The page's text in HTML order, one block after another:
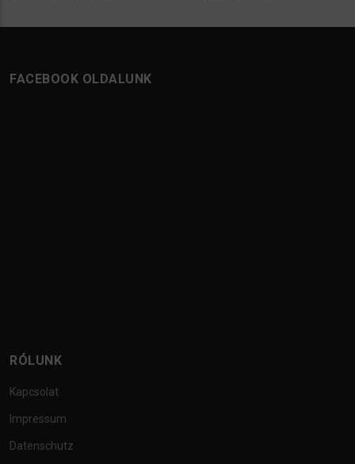
FACEBOOK OLDALUNK
RÓLUNK
Kapcsolat
Impressum
Datenschutz